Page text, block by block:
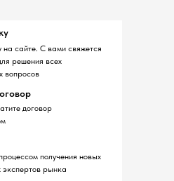
договор
получения новых
экспертов рынка
на сайте. С вами свяжется
решения всех
вопросов